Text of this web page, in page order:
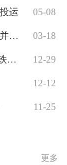
运 05-08
克罗地亚最大规模光伏电站实现并网发电 03-18
包银高铁开通 内蒙古7城迈入高铁时代 12-29
12-12
11-25
更多